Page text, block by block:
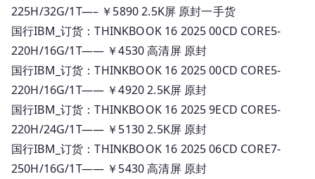
225H/32G/1T—– ￥5890 2.5K屏 原封一手货
国行IBM_订货：THINKBOOK 16 2025 00CD CORE5-
220H/16G/1T—— ￥4530 高清屏 原封
国行IBM_订货：THINKBOOK 16 2025 00CD CORE5-
220H/16G/1T—— ￥4920 2.5K屏 原封
国行IBM_订货：THINKBOOK 16 2025 9ECD CORE5-
220H/24G/1T—— ￥5130 2.5K屏 原封
国行IBM_订货：THINKBOOK 16 2025 06CD CORE7-
250H/16G/1T—— ￥5430 高清屏 原封